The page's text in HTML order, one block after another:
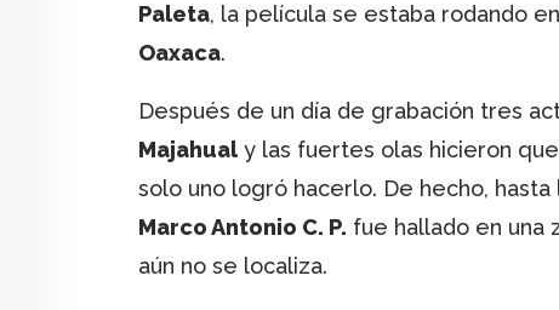
Paleta, la película se estaba rodando en
Oaxaca.
Después de un día de grabación tres
Majahual y las fuertes olas hicieron
solo uno logró hacerlo. De hecho,
Marco Antonio C. P. fue hallado en una
aún no se localiza.